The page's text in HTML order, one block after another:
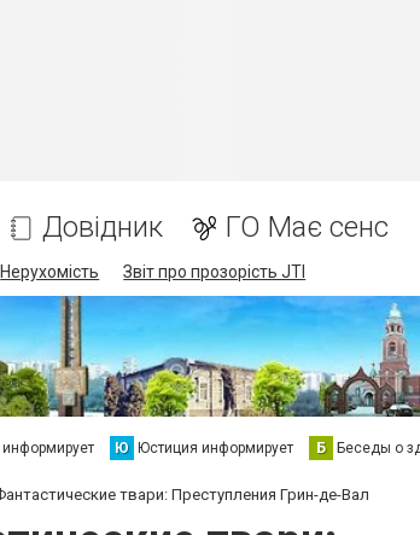
Довідник ГО Має сенс
Нерухомість Звіт про прозорість JTI
Ю Юстиция информирует Б Беседы о
твари: Преступления Грин-де-Вал